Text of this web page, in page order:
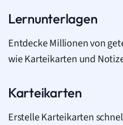
Lernunterlagen
Entdecke Millionen von
wie Karteikarten und
Karteikarten
Erstelle Karteikarten